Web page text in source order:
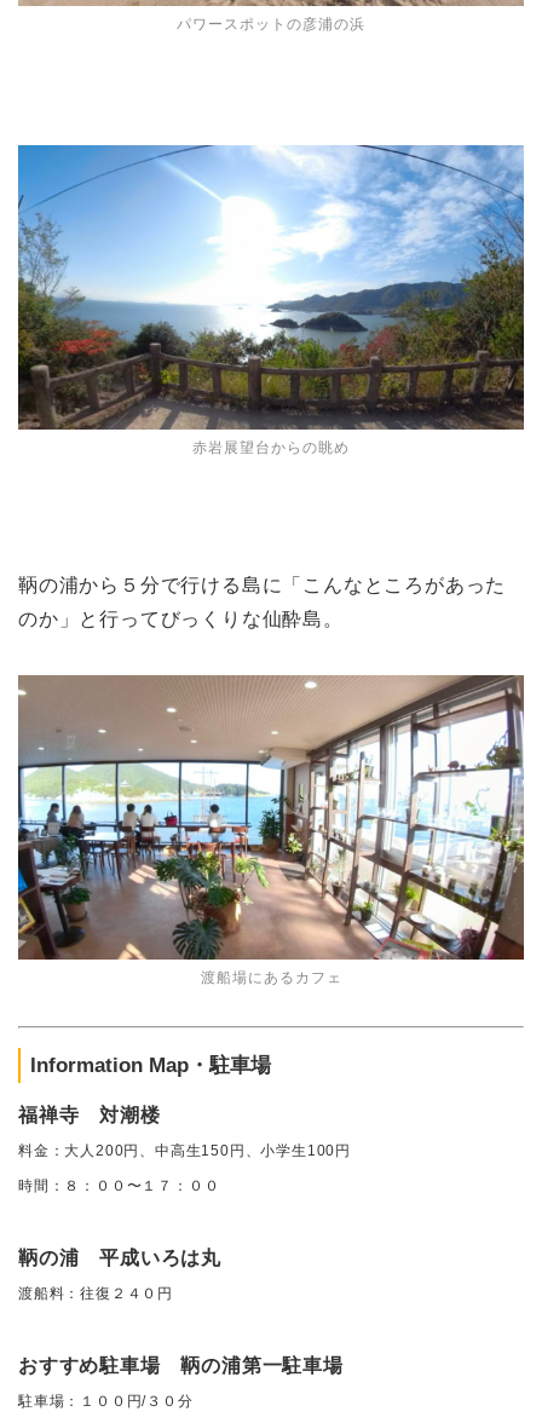
パワースポットの彦浦の浜
赤岩展望台からの眺め
鞆の浦から５分で行ける島に「こんなところがあった
のか」と行ってびっくりな仙酔島。
渡船場にあるカフェ
Information Map・駐車場
福禅寺 対潮楼
料金： 大人200円、中高生150円、小学生100円
時間：８：００〜１７：００
鞆の浦 平成いろは丸
渡船料：往復２４０円
おすすめ駐車場 鞆の浦第一駐車場
駐車場：１００円/３０分